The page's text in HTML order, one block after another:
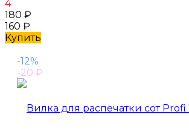
4
180 ₽
160 ₽
Купить
-12%
-20 ₽